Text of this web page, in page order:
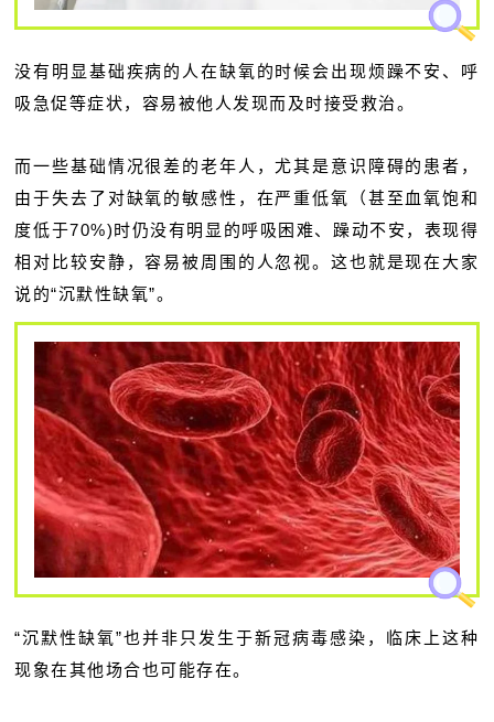
没有明显基础疾病的人在缺氧的时候会出现烦躁不安、呼
吸急促等症状，容易被他人发现而及时接受救治。
而一些基础情况很差的老年人，尤其是意识障碍的患者，
由于失去了对缺氧的敏感性，在严重低氧（甚至血氧饱和
度低于70%)时仍没有明显的呼吸困难、躁动不安，表现得
相对比较安静，容易被周围的人忽视。这也就是现在大家
说的“沉默性缺氧”。
“沉默性缺氧”也并非只发生于新冠病毒感染，临床上这种
现象在其他场合也可能存在。